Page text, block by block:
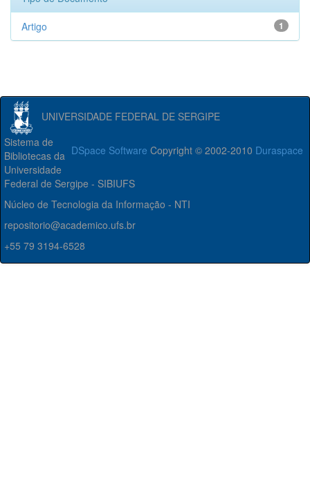
1
Artigo
UNIVERSIDADE FEDERAL DE SERGIPE
DSpace Software Copyright © 2002-2010 Duraspace
Sistema de
Bibliotecas da
Universidade
Federal de Sergipe - SIBIUFS
Núcleo de Tecnologia da Informação - NTI
repositorio@academico.ufs.br
+55 79 3194-6528